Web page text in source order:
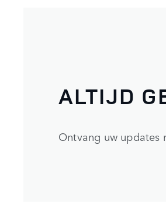
ALTIJD
Ontvang uw updates